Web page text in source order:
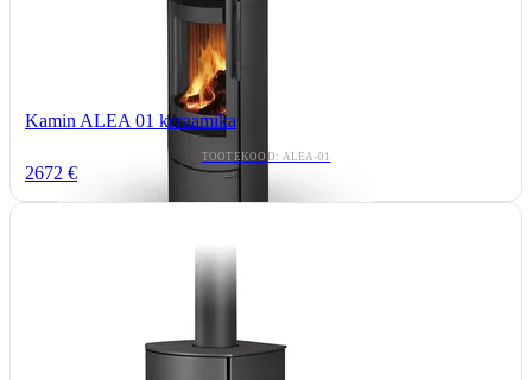
Kamin ALEA 01 keraamika
TOOTEKOOD: ALEA-01
2672 €